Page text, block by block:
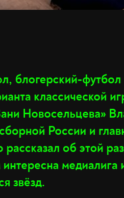
блогерский-футбол
классической
Новосельцева»
России и
об этой
медиалига
звёзд.